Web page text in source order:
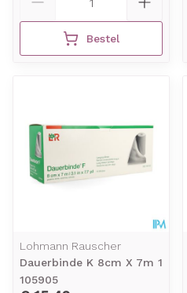
Bestel
Lohmann Rauscher
Dauerbinde K 8cm X 7m 1
105905